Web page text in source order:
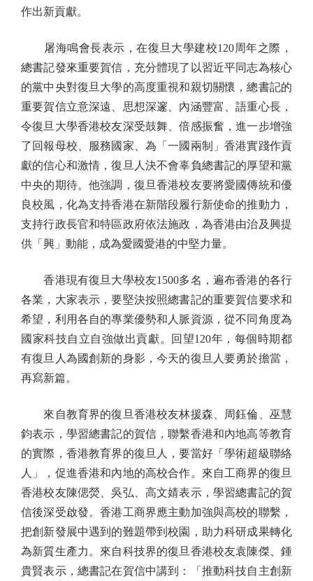
作出新貢獻。
屠海鳴會長表示，在復旦大學建校120周年之際，
總書記發來重要賀信，充分體現了以習近平同志為核心
的黨中央對復旦大學的高度重視和親切關懷，總書記的
重要賀信立意深遠、思想深邃、內涵豐富、語重心長，
令復旦大學香港校友深受鼓舞、倍感振奮，進一步增強
了回報母校、服務國家、為「一國兩制」香港實踐作貢
獻的信心和激情，復旦人決不會辜負總書記的厚望和黨
中央的期待。他強調，復旦香港校友要將愛國傳統和優
良校風，化為支持香港在新階段履行新使命的推動力，
支持行政長官和特區政府依法施政，為香港由治及興提
供「興」動能，成為愛國愛港的中堅力量。
香港現有復旦大學校友1500多名，遍布香港的各行
各業，大家表示，要堅決按照總書記的重要賀信要求和
希望，利用各自的專業優勢和人脈資源，從不同角度為
國家科技自立自強做出貢獻。回望120年，每個時期都
有復旦人為國創新的身影，今天的復旦人要勇於擔當，
再寫新篇。
來自教育界的復旦香港校友林援森、周鈺倫、巫慧
鈞表示，學習總書記的賀信，聯繫香港和內地高等教育
的實際，香港教育界的復旦人，要當好「學術超級聯絡
人」，促進香港和內地的高校合作。來自工商界的復旦
香港校友陳偲熒、吳弘、高文婧表示，學習總書記的賀
信後深受啟發。香港工商界應主動加強與高校的聯繫，
把創新發展中遇到的難題帶到校園，助力科研成果轉化
為新質生產力。來自科技界的復旦香港校友袁陳傑、鍾
貴賢表示，總書記在賀信中講到：「推動科技自主創新